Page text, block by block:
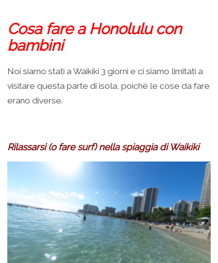
Cosa fare a Honolulu con
bambini
Noi siamo stati a Waikiki 3 giorni e ci siamo limitati a
visitare questa parte di isola, poiché le cose da fare
erano diverse.
Rilassarsi (o fare surf) nella spiaggia di Waikiki